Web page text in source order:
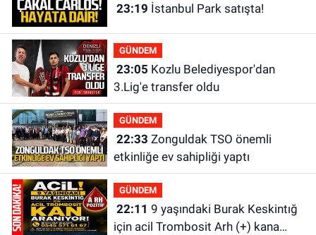
23:19 İstanbul Park satışta!
GÜNDEM
23:05
3.Lig'e transfer oldu
GÜNDEM
22:33
etkinliğe ev sahipliği yaptı
GÜNDEM
22:11
için acil Trombosit Arh (+) kana